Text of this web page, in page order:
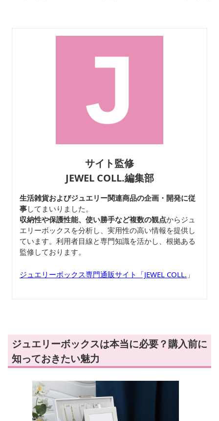
サイト監修
JEWEL COLL.編集部
生活雑貨およびジュエリー関連商品の企画・開発に従
事してまいりました。
収納性や保護性能、使い勝手など複数の観点からジュ
エリーボックスを分析し、実用性の高い情報を提供し
ています。利用者目線と専門知識を活かし、根拠ある
監修しております。
ジュエリーボックス専門通販サイト「JEWEL COLL. 」
ジュエリーボックスは本当に必要？購入前に
知っておきたい魅力